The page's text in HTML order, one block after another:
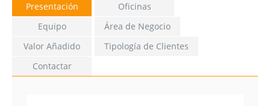
Contacto
Presentación
Oficinas
Equipo
Área de Negocio
Valor Añadido
Tipología de Clientes
Contactar